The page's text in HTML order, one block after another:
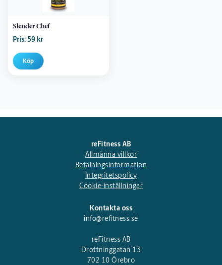
Slender Chef
Pris: 59 kr
Köp
reFitness AB
Allmänna villkor
Betalningsinformation
Integritetspolicy
Cookie-inställningar
Kontakta oss
info@refitness.se
reFitness AB
Drottninggatan 13
702 10 Örebro